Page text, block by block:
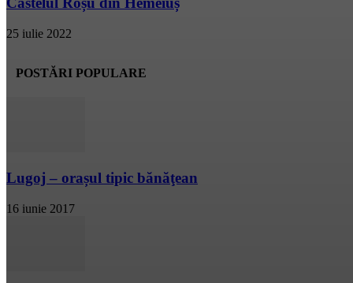
25 iulie 2022
POSTĂRI POPULARE
Lugoj – orașul tipic bănăţean
16 iunie 2017